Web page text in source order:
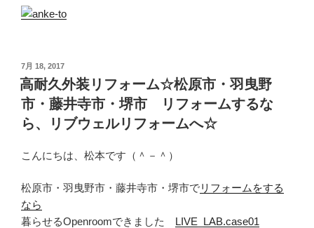
投
稿
日:
7月 18, 2017
高耐久外装リフォーム☆松原市・羽曳野
市・藤井寺市・堺市 リフォームするな
ら、リブウェルリフォームへ☆
こんにちは、松本です（＾－＾）
松原市・羽曳野市・藤井寺市・堺市でリフォームをする
なら
暮らせるOpenroomできました LIVE_LAB.case01